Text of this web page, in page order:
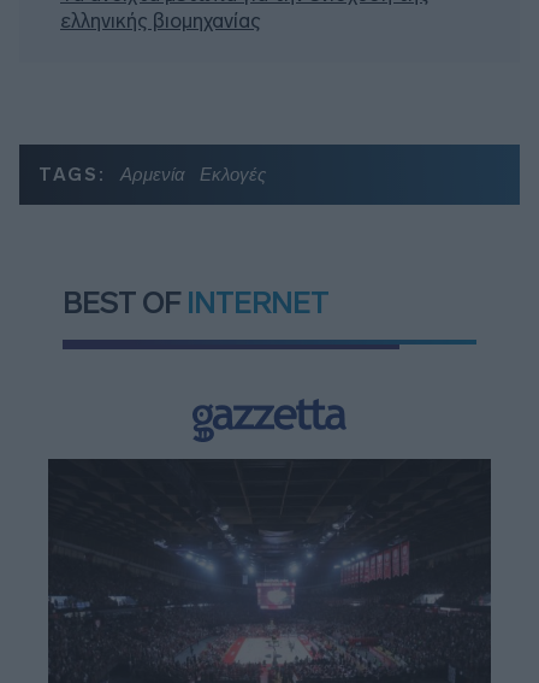
ελληνικής βιομηχανίας
TAGS: Αρμενία Εκλογές
BEST OF INTERNET